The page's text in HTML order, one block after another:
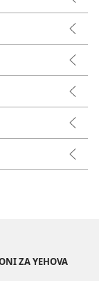
ZA YEHOVA